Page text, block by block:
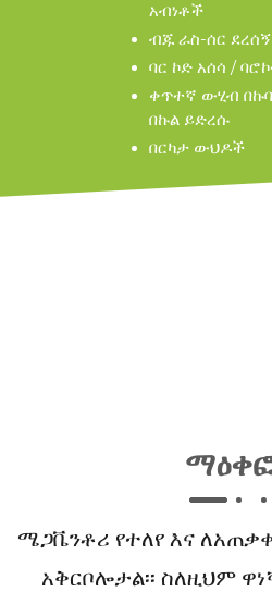
አብነቶች
ብጁ ራስ-ሰር
ባር ኮድ አሰሳ /
ቀጥተኛ ውሂብ
በኩል ይድረሱ
በርካታ ውህዶች
ሜጋቬንቶሪ የተለየ እና
አቅርቦሎታል፡፡ ስለዚህም